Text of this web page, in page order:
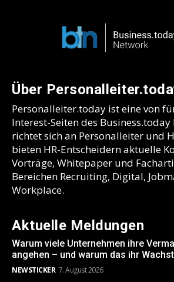
Über
Personalleiter.today ist eine von
Interest-Seiten des
richtet sich an Personalleiter und
bieten HR-Entscheidern aktuelle
Vorträge, Whitepaper und
Bereichen Recruiting, Digital,
Workplace.
Aktuelle Meldungen
Warum viele Unternehmen ihre
angehen – und warum das ihr
NEWSTICKER 7. August 2026